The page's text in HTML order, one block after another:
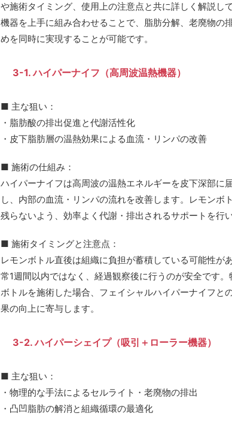
や施術タイミング、使用上の注意点と共に詳しく解説し
機器を上手に組み合わせることで、脂肪分解、老廃物の
めを同時に実現することが可能です。
3-1. ハイパーナイフ（高周波温熱機器）
■ 主な狙い：
・脂肪酸の排出促進と代謝活性化
・皮下脂肪層の温熱効果による血流・リンパの改善
■ 施術の仕組み：
ハイパーナイフは高周波の温熱エネルギーを皮下深部に
し、内部の血流・リンパの流れを改善します。レモンボ
残らないよう、効率よく代謝・排出されるサポートを行い
■ 施術タイミングと注意点：
レモンボトル直後は組織に負担が蓄積している可能性が
常1週間以内ではなく、経過観察後に行うのが安全です
ボトルを施術した場合、フェイシャルハイパーナイフと
果の向上に寄与します。
3-2. ハイパーシェイプ（吸引＋ローラー機器）
■ 主な狙い：
・物理的な手法によるセルライト・老廃物の排出
・凸凹脂肪の解消と組織循環の最適化